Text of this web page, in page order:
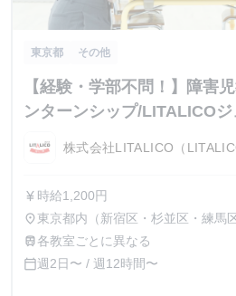
東京都 その他
【経験・学部不問！】障害
ンターンシップ/LITALICO
株式会社LITALICO（
currency_yen 時給1,200円
place東京都内（新宿区・杉並区・練馬
務
train 各教室ごとに異なる
calendar_today週2日〜 / 週12時間〜